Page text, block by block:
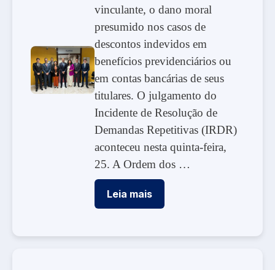
vinculante, o dano moral
presumido nos casos de
descontos indevidos em
benefícios previdenciários ou
em contas bancárias de seus
titulares. O julgamento do
Incidente de Resolução de
Demandas Repetitivas (IRDR)
aconteceu nesta quinta-feira,
25. A Ordem dos …
Leia mais